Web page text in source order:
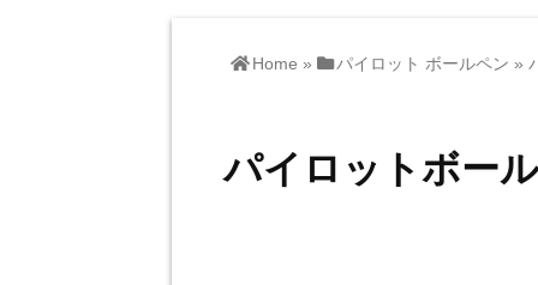
Home » パイロット ボールペン »
パイロットボー